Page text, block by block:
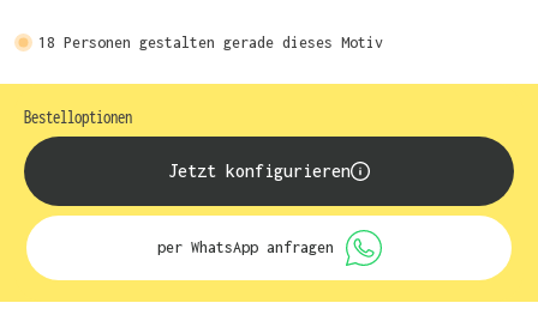
18 Personen gestalten gerade dieses Motiv
Bestelloptionen
Jetzt konfigurieren
per WhatsApp anfragen